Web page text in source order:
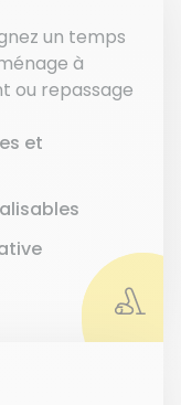
un temps
à
ou repassage
et